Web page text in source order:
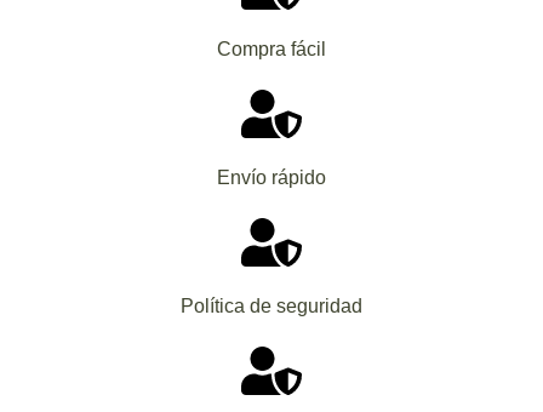
Compra fácil
Envío rápido
Política de seguridad